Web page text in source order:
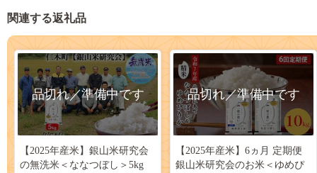
関連する返礼品
品切れ／準備中です
【2025年産米】銀山米研究会
の無洗米＜ななつぼし＞5kg
品切れ／準備中です
【2025年産米】6ヵ月 定期便
銀山米研究会のお米＜ゆめぴ